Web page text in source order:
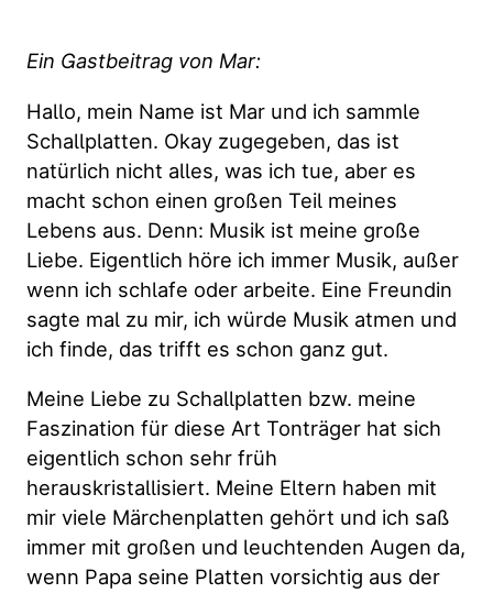
Ein Gastbeitrag von Mar:
Hallo, mein Name ist Mar und ich sammle
Schallplatten. Okay zugegeben, das ist
natürlich nicht alles, was ich tue, aber es
macht schon einen großen Teil meines
Lebens aus. Denn: Musik ist meine große
Liebe. Eigentlich höre ich immer Musik, außer
wenn ich schlafe oder arbeite. Eine Freundin
sagte mal zu mir, ich würde Musik atmen und
ich finde, das trifft es schon ganz gut.
Meine Liebe zu Schallplatten bzw. meine
Faszination für diese Art Tonträger hat sich
eigentlich schon sehr früh
herauskristallisiert. Meine Eltern haben mit
mir viele Märchenplatten gehört und ich saß
immer mit großen und leuchtenden Augen da,
wenn Papa seine Platten vorsichtig aus der